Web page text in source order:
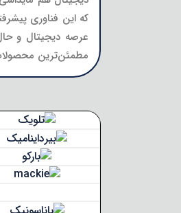
عرصه دیجیتال و
مطمئن‌ترین